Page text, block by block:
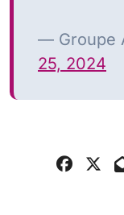
— Groupe
25, 2024